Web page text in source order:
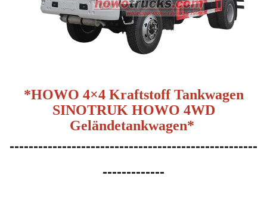
*HOWO 4×4 KraftstoffTankwagen
SINOTRUK HOWO 4WD
Geländetankwagen*
----------------------------------------------------
-------------